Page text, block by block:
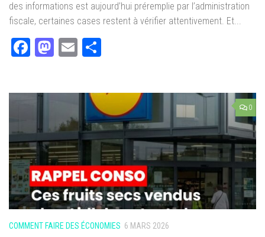
des informations est aujourd’hui préremplie par l’administration
fiscale, certaines cases restent à vérifier attentivement. Et...
Facebook
Mastodon
Email
0
COMMENT FAIRE DES ÉCONOMIES 6 MARS 2026